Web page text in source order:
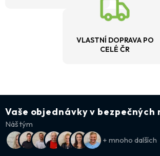
VLASTNÍ DOPRAVA PO
CELÉ ČR
Vaše objednávky v bezpečných
Náš tým
+ mnoho dalších